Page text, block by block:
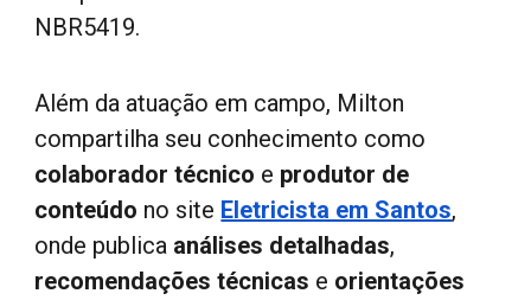
NBR5419.
Além da atuação em campo, Milton
compartilha seu conhecimento como
colaborador técnico e produtor de
conteúdo no site Eletricista em Santos,
onde publica análises detalhadas,
recomendações técnicas e orientações